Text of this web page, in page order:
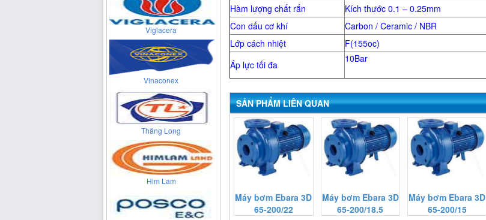
Viglacera
Vinaconex
Thăng Long
Him Lam
Posco
Hàm lượng chất rắn
Kích thước 0.1 – 0.25mm
Con dấu cơ khí
Carbon / Ceramic / NBR
Lớp cách nhiệt
F(155oc)
Áp lực tối đa
10Bar
SẢN PHẨM LIÊN QUAN
Máy bơm Ebara 3D
65-200/22
Máy bơm Ebara 3D
65-200/18.5
Máy bơm Ebara 3D
65-200/15